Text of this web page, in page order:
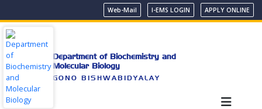
Web-Mail I-EMS LOGIN APPLY ONLINE
Department of Biochemistry and
Molecular Biology
GONO BISHWABIDYALAY